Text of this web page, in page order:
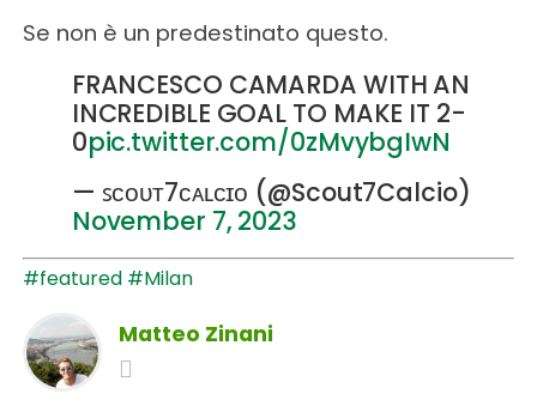
Se non è un predestinato questo.
FRANCESCO CAMARDA WITH AN
INCREDIBLE GOAL TO MAKE IT 2-
0pic.twitter.com/0zMvybgIwN
— ꜱᴄᴏᴜᴛ7ᴄᴀʟᴄɪᴏ (@Scout7Calcio)
November 7, 2023
#featured #Milan
Matteo Zinani